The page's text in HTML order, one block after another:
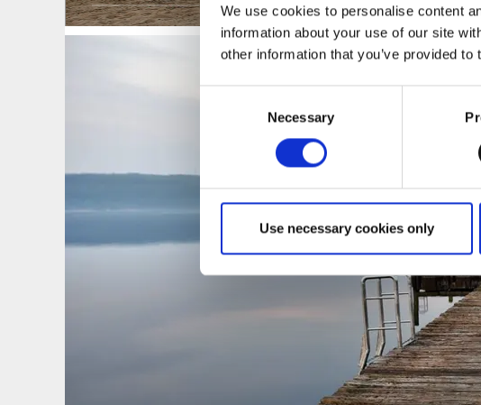
We use cookies to personalise content
information about your use of our site
other information that you’ve provided
Necessary
Use necessary cookies only